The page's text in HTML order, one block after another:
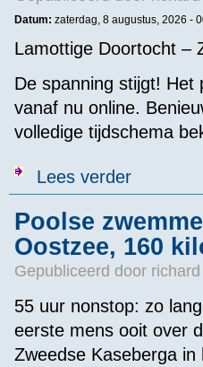
Datum: zaterdag, 8 augustus, 2026 -
Lamottige Doortocht –
De spanning stijgt! Het
vanaf nu online.
volledige tijdschema
Lees verderover
Poolse
Oostzee, 160
Gepubliceerd door
55 uur nonstop: zo
eerste mens ooit over
Zweedse Kaseberga